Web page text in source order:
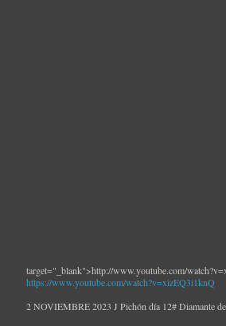
target="_blank">http://www.youtube.com/
https://www.youtube.com/watch?v=xizEQ3i1knQ
2 NOVIEMBRE 2023 J Pichón día 12# Diamante